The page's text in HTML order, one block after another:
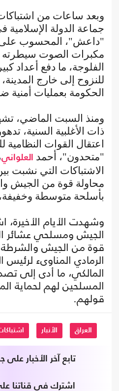
وبعد ساعات من اشتباكات
جماعة الدولة الإسلامية
"داعش"، المحسوب على
مكبرات الصوت سيطرته
الفلوجة، ما دفع أعداد
للنزوح إلى خارج
الحكومة بعمليات
ومنذ السبت الماضي،
ذات الأغلبية السنية،
اعتقال القوات النظامية
"متحدون"، أحمد
العلواني
الاشتباكات التي نشبت
محاولة قوة من الجيش
بأسلحة متوسطة وخفيفة،
وشهدت الأيام الأخيرة،
الجيش ومسلحي عشائر
قوة من الجيش
الرمادي المناوىء لرئيس
المالكي، ما أدى إلى
المسلحين لهم لحماية
قولهم.
العراق الأنبار
تابع آخر الأخبار على
اشترك في قناتنا